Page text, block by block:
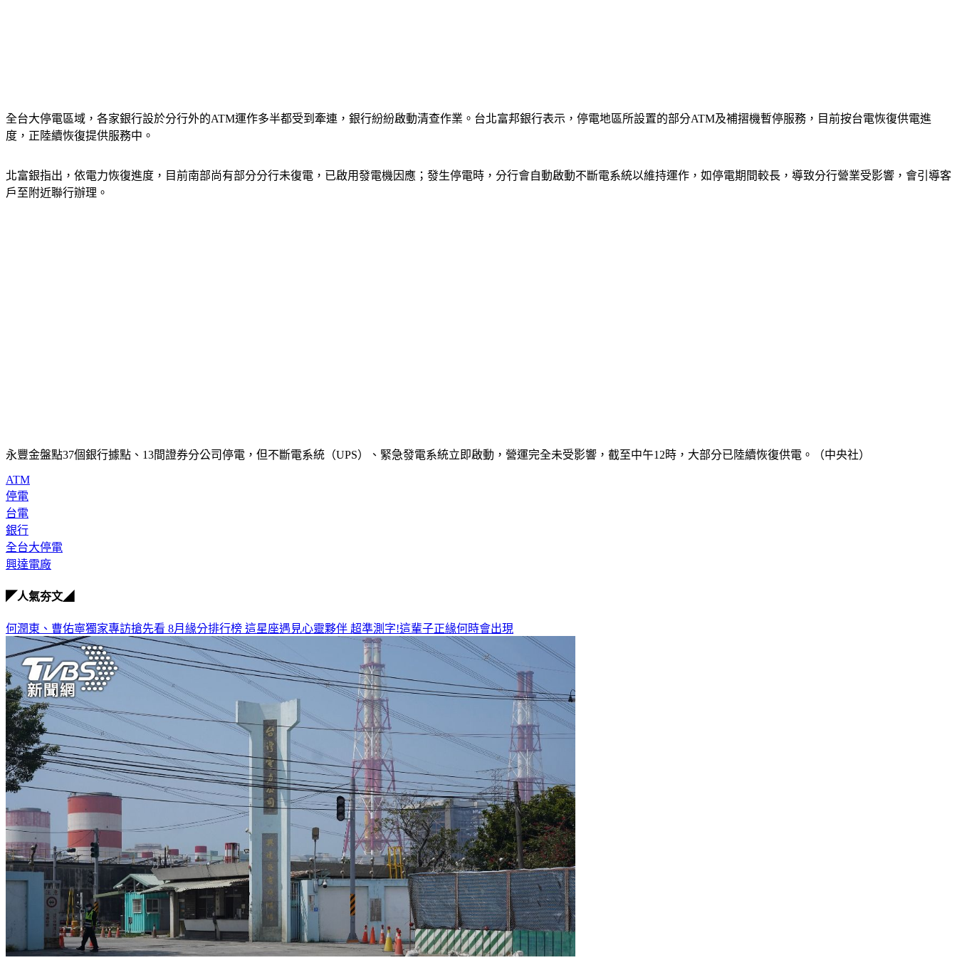
全台大停電區域，各家銀行設於分行外的ATM運作多半都受到牽連，銀行紛紛啟動清查作業。台北富邦銀行表示，停電地區所設置的部分ATM及補摺機暫停服務，目前按台電恢復供電進
度，正陸續恢復提供服務中。
北富銀指出，依電力恢復進度，目前南部尚有部分分行未復電，已啟用發電機因應；發生停電時，分行會自動啟動不斷電系統以維持運作，如停電期間較長，導致分行營業受影響，會引導客
戶至附近聯行辦理。
永豐金盤點37個銀行據點、13間證券分公司停電，但不斷電系統（UPS）、緊急發電系統立即啟動，營運完全未受影響，截至中午12時，大部分已陸續恢復供電。（中央社）
ATM
停電
台電
銀行
全台大停電
興達電廠
◤人氣夯文◢
何潤東、曹佑寧獨家專訪搶先看 8月緣分排行榜 這星座遇見心靈夥伴 超準測字!這輩子正緣何時會出現